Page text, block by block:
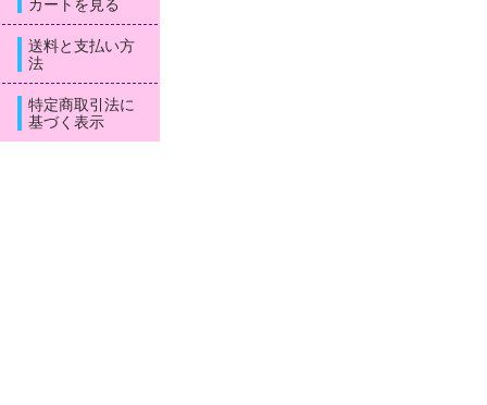
カートを見る
送料と支払い方
法
特定商取引法に
基づく表示